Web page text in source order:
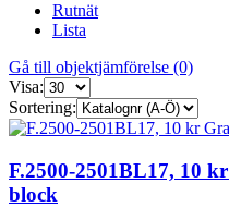
Rutnät
Lista
Gå till objektjämförelse (0)
Visa:
Sortering:
F.2500-2501BL17, 10
block